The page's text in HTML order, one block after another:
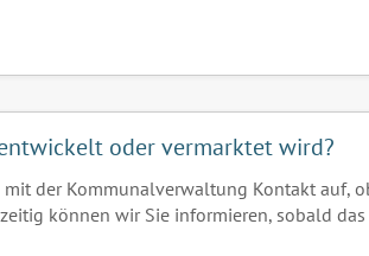
oder vermarktet wird?
der Kommunalverwaltung Kontakt auf,
können wir Sie informieren, sobald das